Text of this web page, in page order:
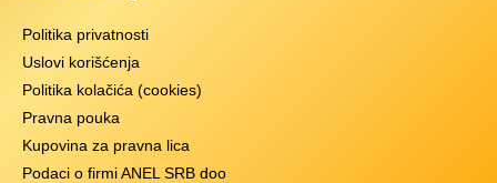
Politika privatnosti
Uslovi korišćenja
Politika kolačića (cookies)
Pravna pouka
Kupovina za pravna lica
Podaci o firmi ANEL SRB doo